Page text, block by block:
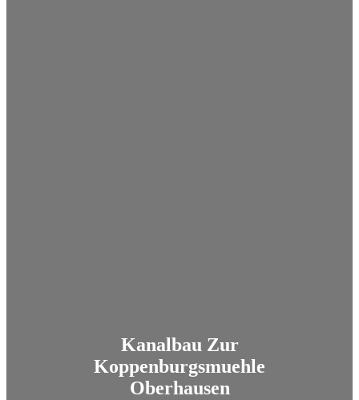
Kanalbau Zur
Koppenburgsmuehle
Oberhausen